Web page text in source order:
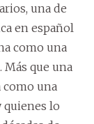
una de
en español
como una
Más que una
como una
quienes lo